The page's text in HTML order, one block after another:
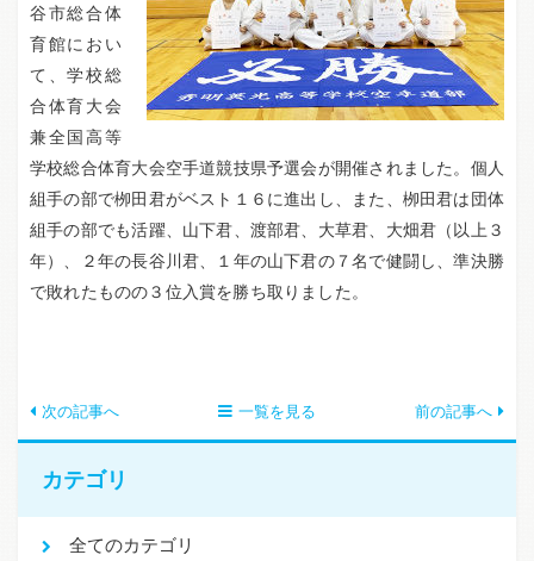
谷市総合体
育館におい
て、学校総
合体育大会
兼全国高等
学校総合体育大会空手道競技県予選会が開催されました。個人
組手の部で栁田君がベスト１６に進出し、また、栁田君は団体
組手の部でも活躍、山下君、渡部君、大草君、大畑君（以上３
年）、２年の長谷川君、１年の山下君の７名で健闘し、準決勝
で敗れたものの３位入賞を勝ち取りました。
次の記事へ 一覧を見る 前の記事へ
カテゴリ
全てのカテゴリ